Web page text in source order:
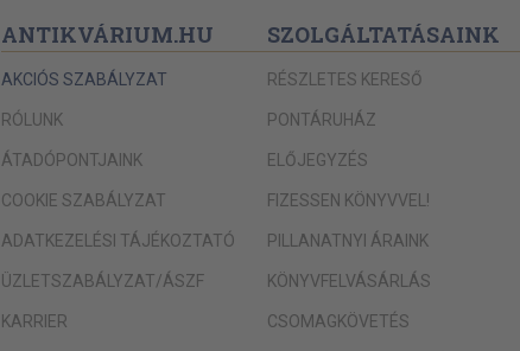
ANTIKVÁRIUM.HU
AKCIÓS SZABÁLYZAT
RÓLUNK
ÁTADÓPONTJAINK
COOKIE SZABÁLYZAT
ADATKEZELÉSI TÁJÉKOZTATÓ
ÜZLETSZABÁLYZAT/ÁSZF
KARRIER
SZOLGÁLTATÁSAINK
RÉSZLETES KERESŐ
PONTÁRUHÁZ
ELŐJEGYZÉS
FIZESSEN KÖNYVVEL!
PILLANATNYI ÁRAINK
KÖNYVFELVÁSÁRLÁS
CSOMAGKÖVETÉS